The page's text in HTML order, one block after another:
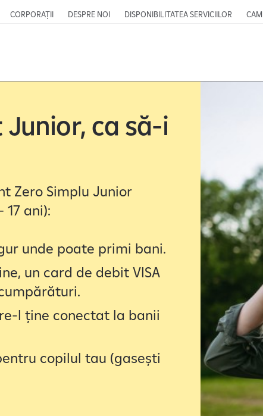
CORPORAȚII DESPRE NOI DISPONIBILITATEA SERVICIILOR
ca să-i
Zero Simplu Junior
ani):
unde poate primi bani.
un card de debit VISA
l ține conectat la banii
copilul tau (gasești